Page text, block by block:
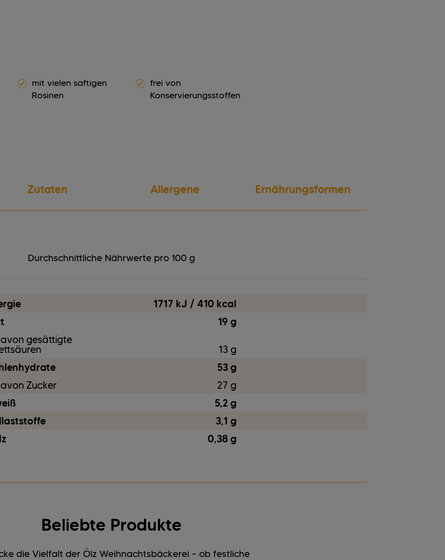
mit vielen saftigen
Rosinen
frei von
Konservierungsstoffen
Durchschnittliche Nährwerte pro 100 g
1717 kJ / 410 kcal
19 g
gesättigte
13 g
53 g
Zucker
27 g
5,2 g
3,1 g
0,38 g
Zutaten Allergene Ernährungsformen
Beliebte Produkte
die Vielfalt der Ölz Weihnachtsbäckerei – ob festliche